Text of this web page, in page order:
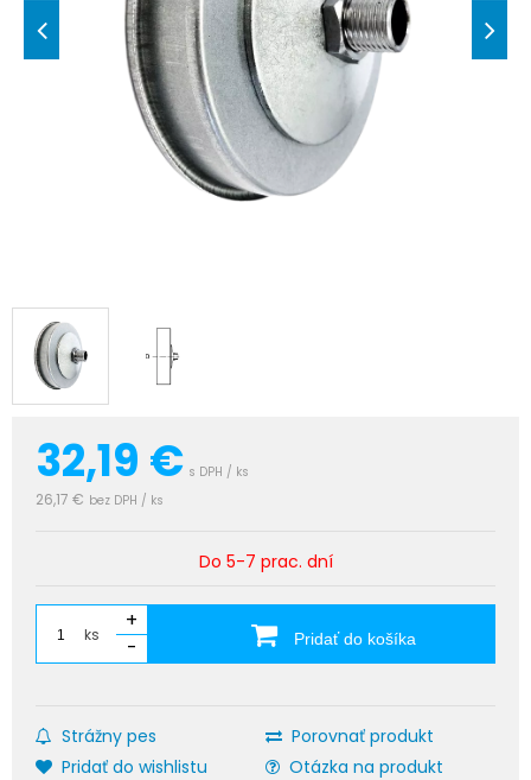
32,19 € s DPH / ks
26,17 € bez DPH / ks
Do 5-7 prac. dní
ks
+
-
Pridať do košíka
Strážny pes
Porovnať produkt
Pridať do wishlistu
Otázka na produkt